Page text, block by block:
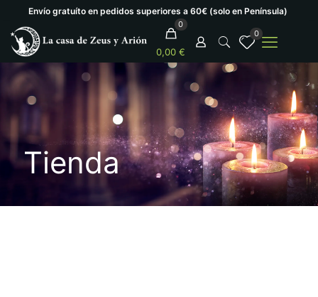
Envío gratuíto en pedidos superiores a 60€ (solo en Península)
0
0,00 €
0
Tienda